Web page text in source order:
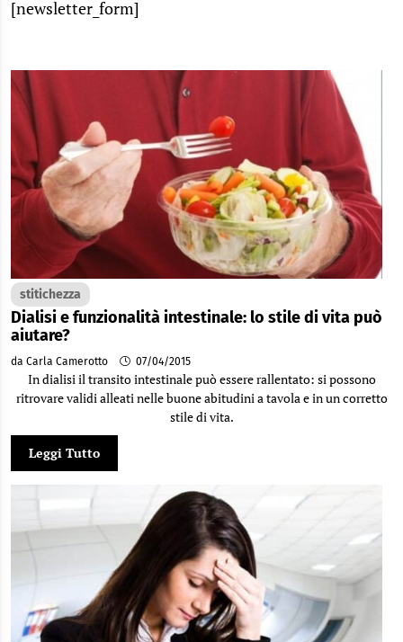
[newsletter_form]
stitichezza
Dialisi e funzionalità intestinale: lo stile di vita può
aiutare?
da Carla Camerotto 07/04/2015
In dialisi il transito intestinale può essere rallentato: si possono
ritrovare validi alleati nelle buone abitudini a tavola e in un corretto
stile di vita.
Leggi Tutto